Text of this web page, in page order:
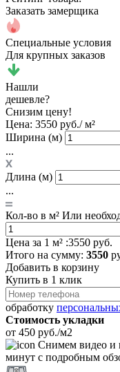
Заказать замерщика
Специальные условия
Для крупных заказов
Нашли
дешевле?
Снизим цену!
Цена: 3550 руб./ м²
Ширина (м)
...
Длина (м)
...
Кол-во в м² Или
Цена за 1 м² :3550 руб.
Итого на сумму: 3550
Добавить в корзину
Купить в 1 клик
обработку
Стоимость укладки
от 450 руб./м2
Снимем видео и
минут с подробным